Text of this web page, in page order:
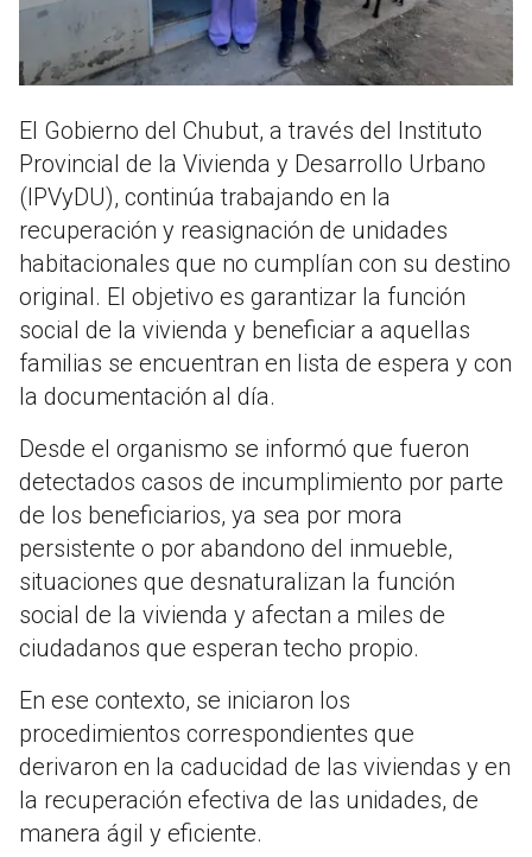
El Gobierno del Chubut, a través del Instituto
Provincial de la Vivienda y Desarrollo Urbano
(IPVyDU), continúa trabajando en la
recuperación y reasignación de unidades
habitacionales que no cumplían con su destino
original. El objetivo es garantizar la función
social de la vivienda y beneficiar a aquellas
familias se encuentran en lista de espera y con
la documentación al día.
Desde el organismo se informó que fueron
detectados casos de incumplimiento por parte
de los beneficiarios, ya sea por mora
persistente o por abandono del inmueble,
situaciones que desnaturalizan la función
social de la vivienda y afectan a miles de
ciudadanos que esperan techo propio.
En ese contexto, se iniciaron los
procedimientos correspondientes que
derivaron en la caducidad de las viviendas y en
la recuperación efectiva de las unidades, de
manera ágil y eficiente.